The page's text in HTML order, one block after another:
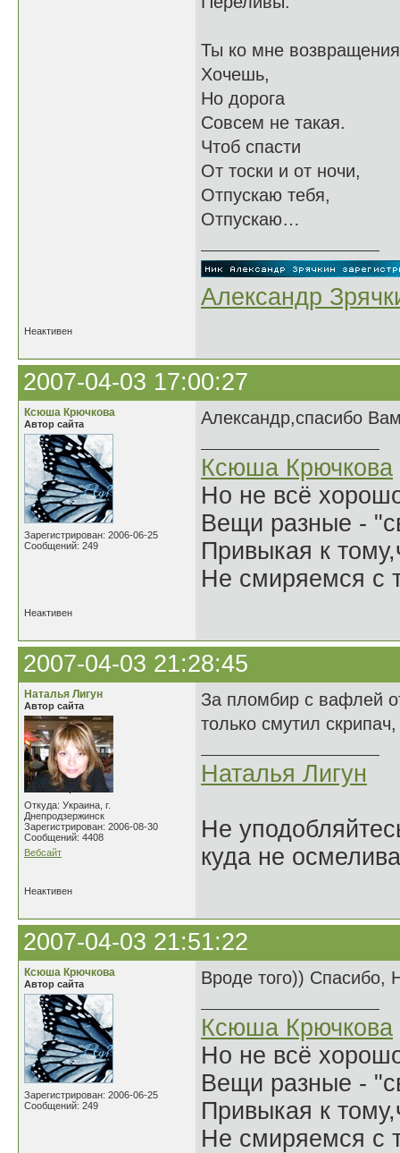
Ты ко мне возвращения
Хочешь,
Но дорога
Совсем не такая.
Чтоб спасти
От тоски и от ночи,
Отпускаю тебя,
Отпускаю…
Александр
Неактивен
2007-04-03 17:00:27
Ксюша Крючкова
Автор сайта
Зарегистрирован: 2006-06-25
Сообщений: 249
Александр,спасибо
Ксюша Крючкова
Но не всё
Вещи разные -
Привыкая к
Не смиряемся с
Неактивен
2007-04-03 21:28:45
Наталья Лигун
Автор сайта
Откуда: Украина, г.
Днепродзержинск
Зарегистрирован: 2006-08-30
Сообщений: 4408
Вебсайт
За пломбир с вафлей
только смутил
Наталья Лигун
Не
куда не
Неактивен
2007-04-03 21:51:22
Ксюша Крючкова
Автор сайта
Зарегистрирован: 2006-06-25
Сообщений: 249
Вроде того)) Спасибо,
Ксюша Крючкова
Но не всё
Вещи разные -
Привыкая к
Не смиряемся с